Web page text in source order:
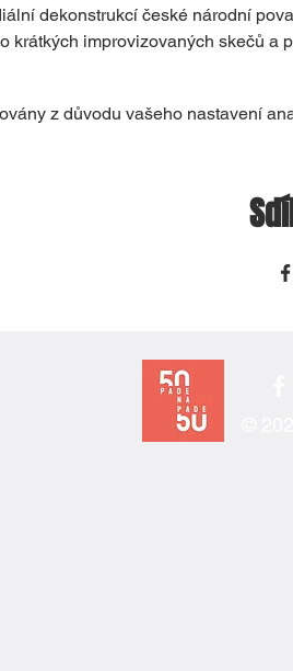
dekonstrukcí české národní
krátkých improvizovaných skečů
z důvodu vašeho nastavení